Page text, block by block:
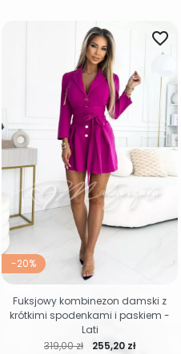
-20%
favorite_border
Cena regularna
319,00 zł Cena
255,20 zł
Fuksjowy kombinezon damski z
krótkimi spodenkami i paskiem -
Lati